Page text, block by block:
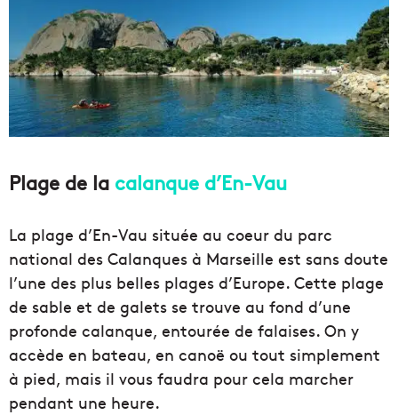
Plage de la calanque d’En-Vau
La plage d’En-Vau située au coeur du parc
national des Calanques à Marseille est sans doute
l’une des plus belles plages d’Europe. Cette plage
de sable et de galets se trouve au fond d’une
profonde calanque, entourée de falaises. On y
accède en bateau, en canoë ou tout simplement
à pied, mais il vous faudra pour cela marcher
pendant une heure.